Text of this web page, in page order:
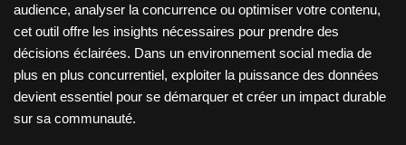
audience, analyser la concurrence ou optimiser votre contenu,
cet outil offre les insights nécessaires pour prendre des
décisions éclairées. Dans un environnement social media de
plus en plus concurrentiel, exploiter la puissance des données
devient essentiel pour se démarquer et créer un impact durable
sur sa communauté.